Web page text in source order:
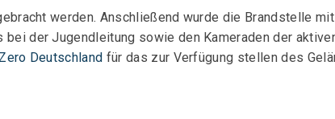
werden. Anschließend wurde die Brandstelle
der Jugendleitung sowie den Kameraden der
Deutschland für das zur Verfügung stellen des